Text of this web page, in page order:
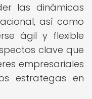
las dinámicas
así como
ágil y flexible
clave que
empresariales
estrategas en